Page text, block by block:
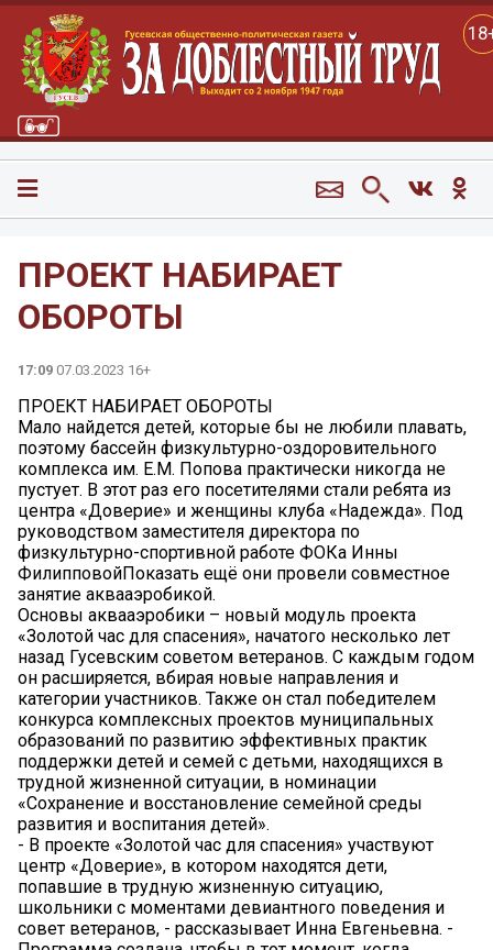
ПРОЕКТ НАБИРАЕТ
ОБОРОТЫ
17:09 07.03.2023 16+
ПРОЕКТ НАБИРАЕТ ОБОРОТЫ
Мало найдется детей, которые бы не любили плавать,
поэтому бассейн физкультурно-оздоровительного
комплекса им. Е.М. Попова практически никогда не
пустует. В этот раз его посетителями стали ребята из
центра «Доверие» и женщины клуба «Надежда». Под
руководством заместителя директора по
физкультурно-спортивной работе ФОКа Инны
ФилипповойПоказать ещё они провели совместное
занятие аквааэробикой.
Основы аквааэробики – новый модуль проекта
«Золотой час для спасения», начатого несколько лет
назад Гусевским советом ветеранов. С каждым годом
он расширяется, вбирая новые направления и
категории участников. Также он стал победителем
конкурса комплексных проектов муниципальных
образований по развитию эффективных практик
поддержки детей и семей с детьми, находящихся в
трудной жизненной ситуации, в номинации
«Сохранение и восстановление семейной среды
развития и воспитания детей».
- В проекте «Золотой час для спасения» участвуют
центр «Доверие», в котором находятся дети,
попавшие в трудную жизненную ситуацию,
школьники с моментами девиантного поведения и
совет ветеранов, - рассказывает Инна Евгеньевна. -